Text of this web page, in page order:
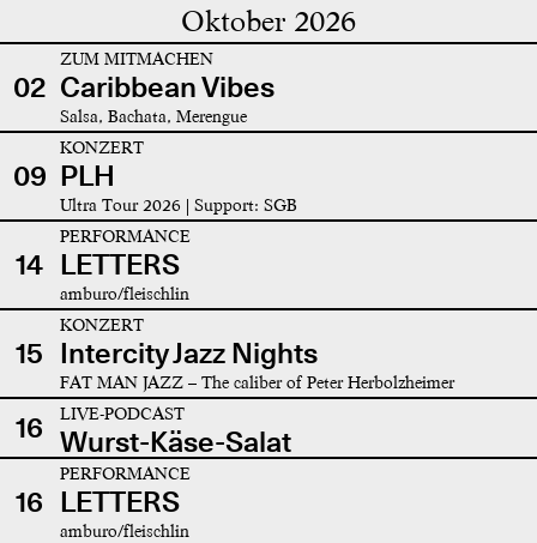
Oktober 2026
02
ZUM MITMACHEN
Caribbean Vibes
Salsa, Bachata, Merengue
09
KONZERT
PLH
Ultra Tour 2026 | Support: SGB
14
PERFORMANCE
LETTERS
amburo/fleischlin
15
KONZERT
Intercity Jazz Nights
FAT MAN JAZZ – The caliber of Peter Herbolzheimer
16 LIVE-PODCAST
Wurst-Käse-Salat
16
PERFORMANCE
LETTERS
amburo/fleischlin